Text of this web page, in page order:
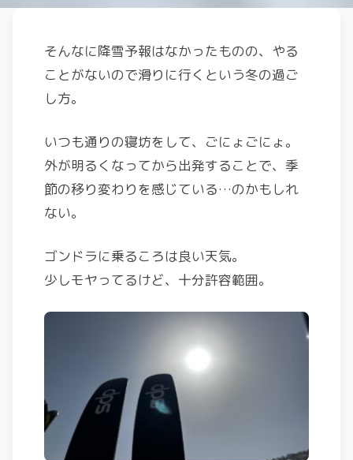
そんなに降雪予報はなかったものの、やる
ことがないので滑りに行くという冬の過ご
し方。
いつも通りの寝坊をして、ごにょごにょ。
外が明るくなってから出発することで、季
節の移り変わりを感じている…のかもしれ
ない。
ゴンドラに乗るころは良い天気。
少しモヤってるけど、十分許容範囲。